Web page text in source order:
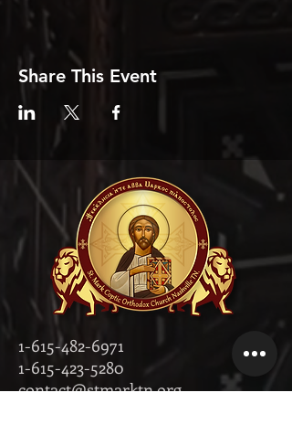
Share This Event
1-615-482-6971
1-615-423-5280
contact@stmarktn.org